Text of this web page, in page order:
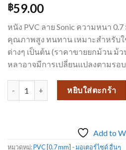
฿59.00
หนัง PVC ลาย Sonic ความหนา
คุณภาพสูง ทนทาน เหมาะสำหรับใ
ต่างๆ เป็นต้น (ราคาขายยกม้วน ม้
หลาอาจมีการเปลี่ยนแปลงตามรอ
จำนวน PVC – มอเตอร์ไซด์ SONIC-
หยิบใส่ตะกร้า
Add to
หมวดหมู่:PVC [0.7 mm] - มอเตอร์ไซด์ อื่นๆ